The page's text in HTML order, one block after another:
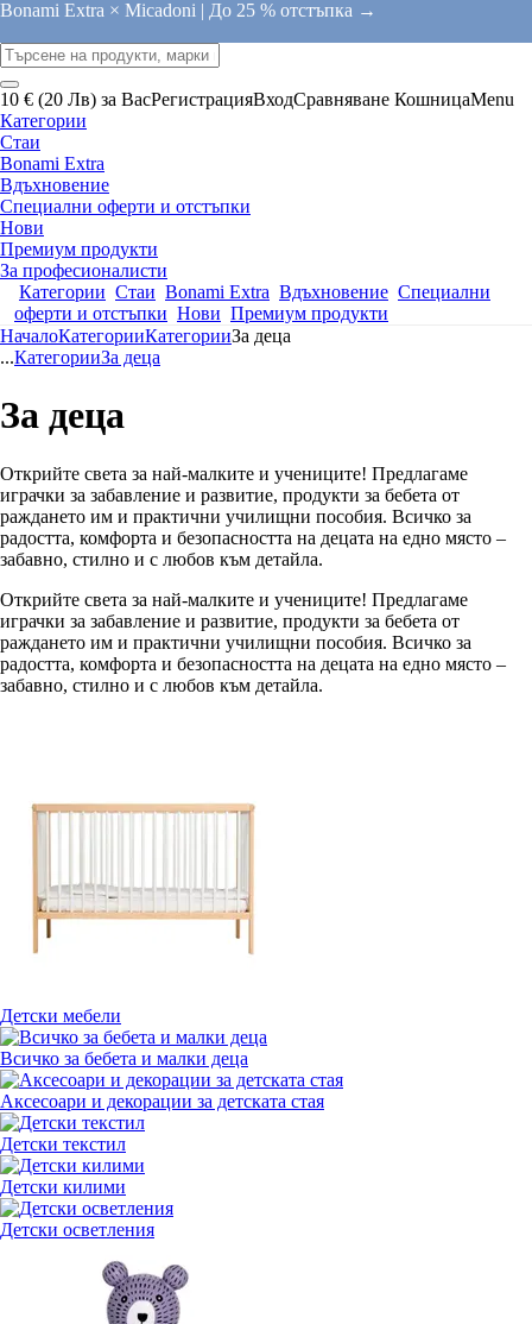
Bonami Extra × Micadoni | До 25 % отстъпка →
10 € (20 Лв) за ВасРегистрацияВходСравняване КошницаMenu
Категории
Стаи
Bonami Extra
Вдъхновение
Специални оферти и отстъпки
Нови
Премиум продукти
За професионалисти
Категории Стаи Bonami Extra Вдъхновение Специални
оферти и отстъпки Нови Премиум продукти
НачалоКатегорииКатегорииЗа деца
...КатегорииЗа деца
За деца
Открийте света за най-малките и учениците! Предлагаме
играчки за забавление и развитие, продукти за бебета от
раждането им и практични училищни пособия. Всичко за
радостта, комфорта и безопасността на децата на едно място –
забавно, стилно и с любов към детайла.
Открийте света за най-малките и учениците! Предлагаме
играчки за забавление и развитие, продукти за бебета от
раждането им и практични училищни пособия. Всичко за
радостта, комфорта и безопасността на децата на едно място –
забавно, стилно и с любов към детайла.
Детски мебели
Всичко за бебета и малки деца
Аксесоари и декорации за детската стая
Детски текстил
Детски килими
Детски осветления